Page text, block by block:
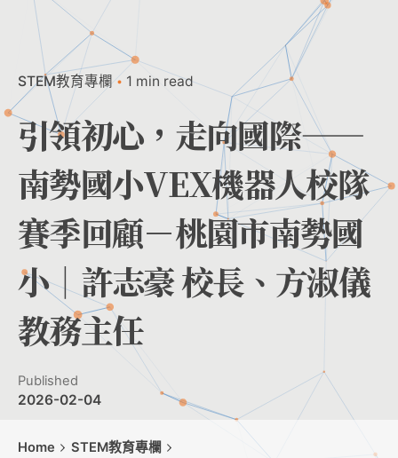
STEM教育專欄 1 min read
引領初心，走向國際——
南勢國小VEX機器人校隊
賽季回顧－桃園市南勢國
小｜許志豪 校長、方淑儀
教務主任
Published
2026-02-04
Home
STEM教育專欄